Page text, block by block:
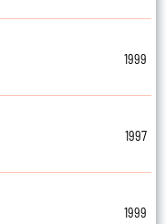
1999
1997
1999